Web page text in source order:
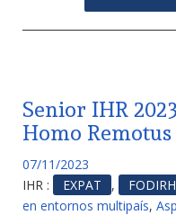
Senior IHR
Homo Remotus
07/11/2023
IHR :
EXPAT , FODIRH
en entornos multipaís,